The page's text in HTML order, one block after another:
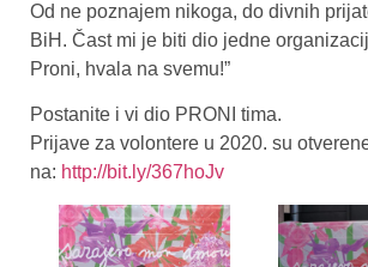
Od ne poznajem nikoga, do divnih
BiH. Čast mi je biti dio jedne
Proni, hvala na svemu!”
Postanite i vi dio PRONI tima.
Prijave za volontere u 2020. su
na: http://bit.ly/367hoJv